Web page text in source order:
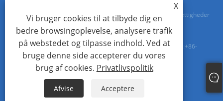
Copyright © 2024 Xiamen Aecoauto Technology Co., Ltd. Alle rettigheder
forbeholdes.
TEKNISK SUPPORT FOR HJEMMESIDE: TIANYU NETVÆRK jack Lin:+86-
15559188336
Sitemap XML Privatlivspolitik
X
Vi bruger cookies til at tilbyde dig en
bedre browsingoplevelse, analysere trafik
på webstedet og tilpasse indhold. Ved at
bruge denne side accepterer du vores
brug af cookies. Privatlivspolitik
Afvise Acceptere